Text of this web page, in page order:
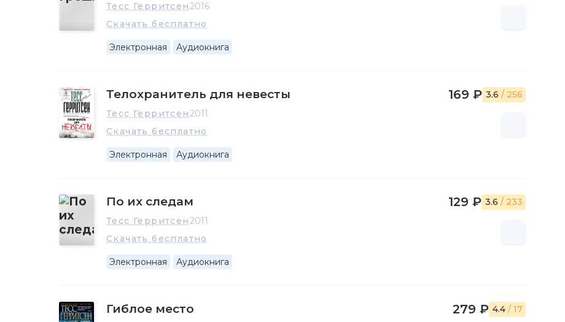
Тесс Герритсен2016
Скачать бесплатно
Электронная Аудиокнига
Телохранитель для невесты
Тесс Герритсен2011
Скачать бесплатно
Электронная Аудиокнига
169 ₽ 3.6 / 256
По их следам
Тесс Герритсен2011
Скачать бесплатно
Электронная Аудиокнига
129 ₽ 3.6 / 233
Гиблое место 279 ₽ 4.4 / 17